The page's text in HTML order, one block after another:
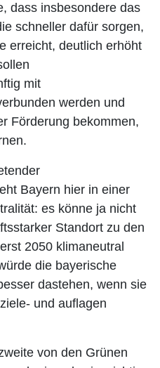
dass insbesondere das
schneller dafür sorgen,
erreicht, deutlich erhöht
mit
werden und
Förderung bekommen,
Bayern hier in einer
es könne ja nicht
Standort zu den
2050 klimaneutral
die bayerische
dastehen, wenn sie
und auflagen
von den Grünen